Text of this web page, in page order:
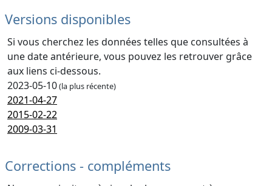
Versions disponibles
Si vous cherchez les données telles que consultées à
une date antérieure, vous pouvez les retrouver grâce
aux liens ci-dessous.
2023-05-10(la plus récente)
2021-04-27
2015-02-22
2009-03-31
Corrections - compléments